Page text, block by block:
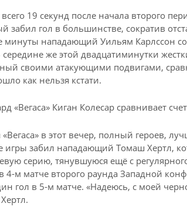
всего 19 секунд после начала второго
забил гол в большинстве, сократив
минуты нападающий Уильям Карлссон
середине же этой двадцатиминутки
своими атакующими подвигами,
как нельзя кстати.
«Вегаса» Киган Колесар сравнивает
в этот вечер, полный героев,
игры забил нападающий Томаш Хертл,
серию, тянувшуюся ещё с
4-м матче второго раунда Западной
гол в 5-м матче. «Надеюсь, с моей